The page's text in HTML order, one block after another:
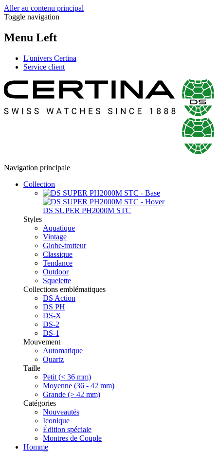
Aller au contenu principal
Toggle navigation
Menu Left
L'univers Certina
Service client
Navigation principale
Collection
DS SUPER PH2000M STC
Styles
Aquatique
Vintage
Globe-trotteur
Classique
Tendance
Outdoor
Squelette
Collections emblématiques
DS Action
DS PH
DS-X
DS-2
DS-1
Mouvement
Automatique
Quartz
Taille
Petit (< 36 mm)
Moyenne (36 - 42 mm)
Grande (> 42 mm)
Catégories
Nouveautés
Iconique
Édition spéciale
Montres de Couple
Homme